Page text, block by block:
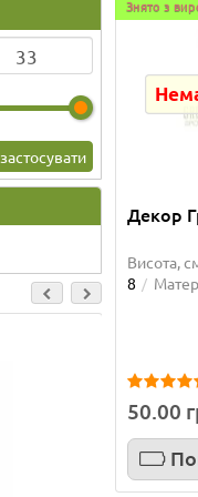
застосувати
Знято з
Декор
Висота,
8
50.00